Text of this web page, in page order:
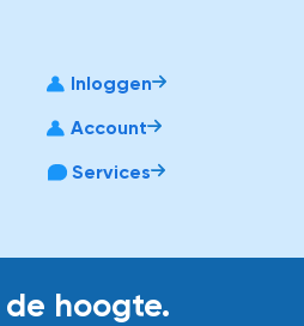
Inloggen
Account
Services
hoogte.